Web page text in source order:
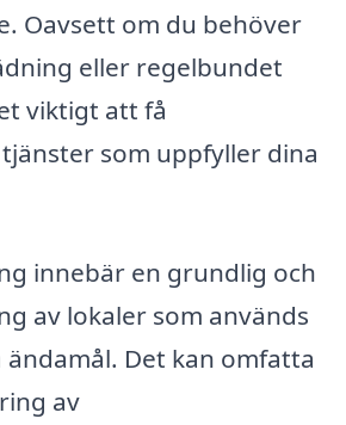
Oavsett om du behöver
eller regelbundet
viktigt att få
som uppfyller dina
innebär en grundlig och
av lokaler som används
Det kan omfatta
av